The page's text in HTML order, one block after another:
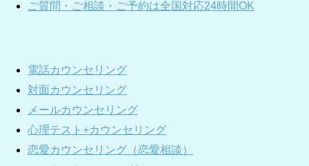
ご質問・ご相談・ご予約は全国対応24時間OK
電話カウンセリング
対面カウンセリング
メールカウンセリング
心理テスト+カウンセリング
恋愛カウンセリング（恋愛相談）